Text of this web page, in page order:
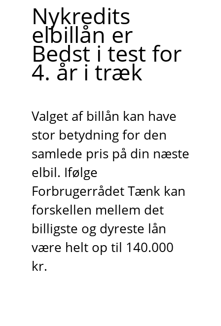
Nykredits
elbillån er
Bedst i test for
4. år i træk
Valget af billån kan have
stor betydning for den
samlede pris på din næste
elbil. Ifølge
Forbrugerrådet Tænk kan
forskellen mellem det
billigste og dyreste lån
være helt op til 140.000
kr.